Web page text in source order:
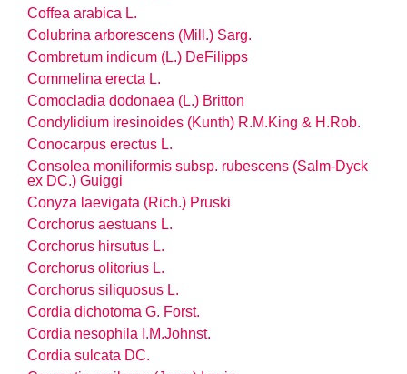
Coffea arabica L.
Colubrina arborescens (Mill.) Sarg.
Combretum indicum (L.) DeFilipps
Commelina erecta L.
Comocladia dodonaea (L.) Britton
Condylidium iresinoides (Kunth) R.M.King & H.Rob.
Conocarpus erectus L.
Consolea moniliformis subsp. rubescens (Salm-Dyck
ex DC.) Guiggi
Conyza laevigata (Rich.) Pruski
Corchorus aestuans L.
Corchorus hirsutus L.
Corchorus olitorius L.
Corchorus siliquosus L.
Cordia dichotoma G. Forst.
Cordia nesophila I.M.Johnst.
Cordia sulcata DC.